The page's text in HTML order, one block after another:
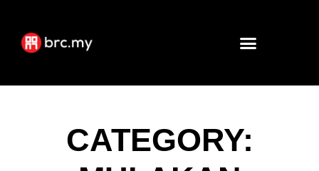
CATEGORY: